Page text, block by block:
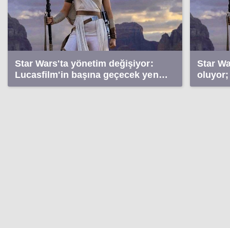
Star Wars'ta yönetim değişiyor:
Lucasfilm'in başına geçecek yeni
isim belli oldu
Star
kapıda